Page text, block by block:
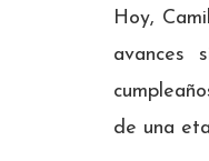
Hoy,
avances
de una